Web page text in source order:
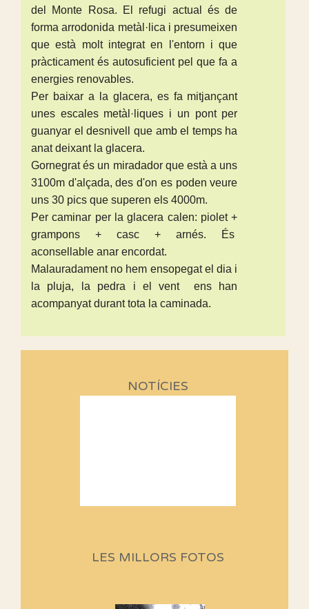
del Monte Rosa. El refugi actual és de
forma arrodonida metàl·lica i presumeixen
que està molt integrat en l'entorn i que
pràcticament és autosuficient pel que fa a
energies renovables.
Per baixar a la glacera, es fa mitjançant
unes escales metàl·liques i un pont per
guanyar el desnivell que amb el temps ha
anat deixant la glacera.
Gornegrat és un miradador que està a uns
3100m d'alçada, des d'on es poden veure
uns 30 pics que superen els 4000m.
Per caminar per la glacera calen: piolet +
grampons + casc + arnés. És
aconsellable anar encordat.
Malauradament no hem ensopegat el dia i
la pluja, la pedra i el vent ens han
acompanyat durant tota la caminada.
NOTÍCIES
LES MILLORS FOTOS